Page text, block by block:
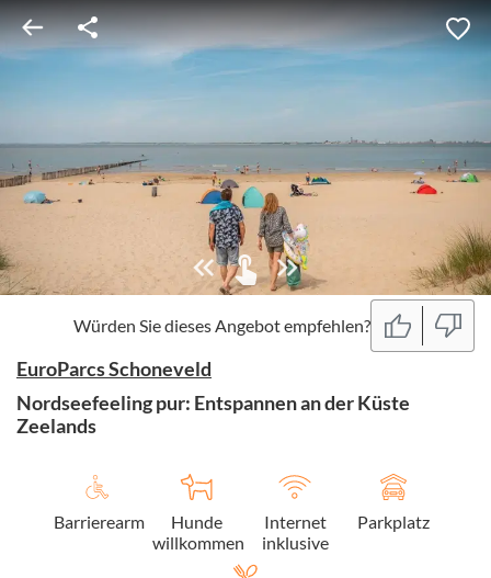
Würden Sie dieses Angebot empfehlen?
EuroParcs Schoneveld
Nordseefeeling pur: Entspannen an der Küste
Zeelands
Barrierearm
Hunde
willkommen
Internet
inklusive
Parkplatz